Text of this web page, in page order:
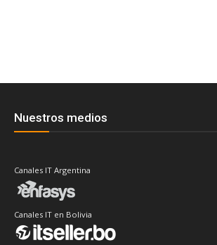
Nuestros medios
Canales IT Argentina
Canales IT en Bolivia